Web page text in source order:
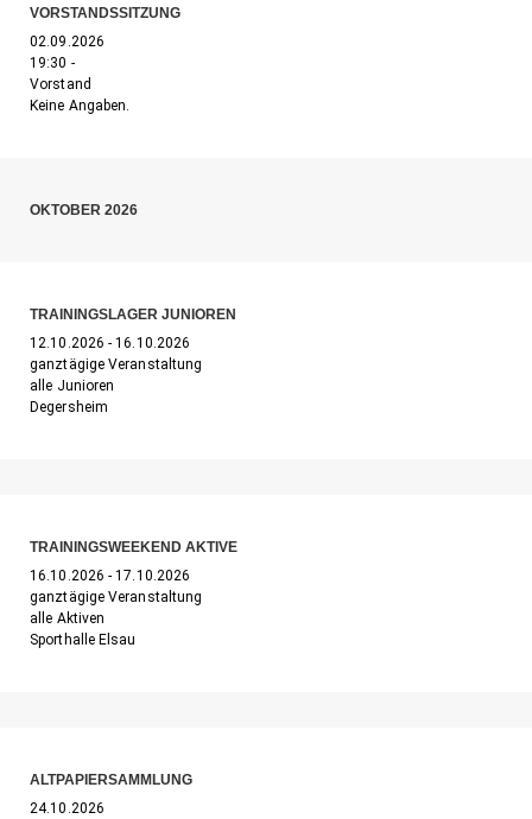
VORSTANDSSITZUNG
02.09.2026
19:30 -
Vorstand
Keine Angaben.
OKTOBER 2026
TRAININGSLAGER JUNIOREN
12.10.2026 - 16.10.2026
ganztägige Veranstaltung
alle Junioren
Degersheim
TRAININGSWEEKEND AKTIVE
16.10.2026 - 17.10.2026
ganztägige Veranstaltung
alle Aktiven
Sporthalle Elsau
ALTPAPIERSAMMLUNG
24.10.2026